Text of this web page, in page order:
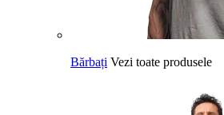
Bărbați Vezi toate produsele